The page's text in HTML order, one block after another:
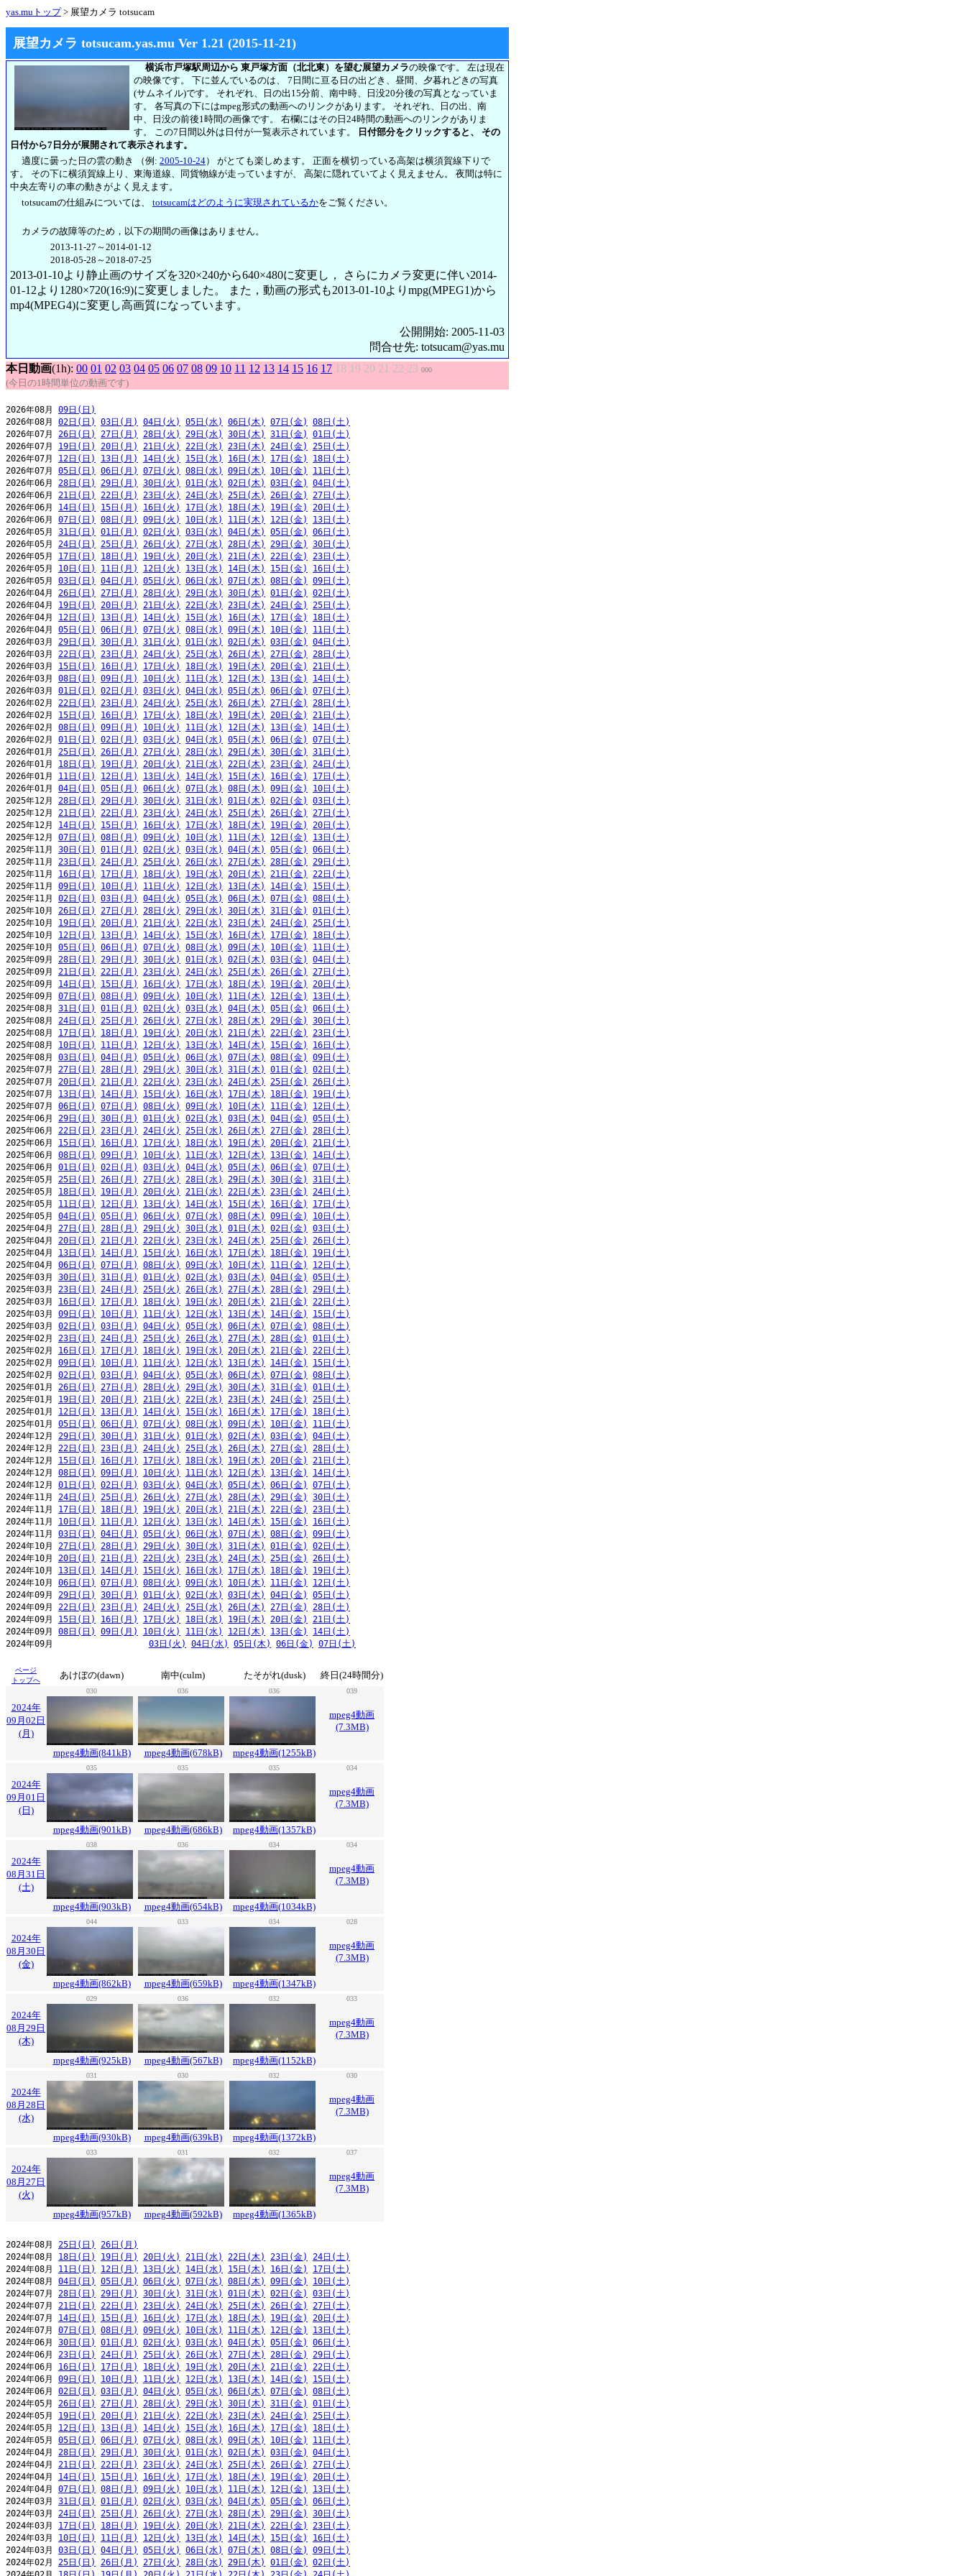
yas.muトップ> 展望カメラ totsucam
展望カメラ totsucam.yas.mu Ver 1.21 (2015-11-21)
横浜市戸塚駅周辺から 東戸塚方面（北北東）を望む展望カメラの映像です。 左は現在
の映像です。 下に並んでいるのは、 7日間に亘る日の出どき、昼間、夕暮れどきの写真
(サムネイル)です。 それぞれ、日の出15分前、南中時、日没20分後の写真となっていま
す。 各写真の下にはmpeg形式の動画へのリンクがあります。 それぞれ、日の出、南
中、日没の前後1時間の画像です。 右欄にはその日24時間の動画へのリンクがありま
す。 この7日間以外は日付が一覧表示されています。
日付部分をクリックすると、 その
日付から7日分が展開されて表示されます。
適度に曇った日の雲の動き （例: 2005-10-24） がとても楽しめます。 正面を横切っている高架は横須賀線下りで
す。 その下に横須賀線上り、東海道線、同貨物線が走っていますが、 高架に隠れていてよく見えません。 夜間は特に
中央左寄りの車の動きがよく見えます。
totsucamの仕組みについては、 totsucamはどのように実現されているかをご覧ください。
カメラの故障等のため，以下の期間の画像はありません。
2013-11-27～2014-01-12
2018-05-28～2018-07-25
2013-01-10より静止画のサイズを320×240から640×480に変更し， さらにカメラ変更に伴い2014-
01-12より1280×720(16:9)に変更しました。 また，動画の形式も2013-01-10よりmpg(MPEG1)から
mp4(MPEG4)に変更し高画質になっています。
公開開始: 2005-11-03
問合せ先: totsucam@yas.mu
本日動画(1h): 00 01 02 03 04 05 06 07 08 09 10 11 12 13 14 15 16 17 18 19 20 21 22 23 000
(今日の1時間単位の動画です)
2026年08月 09日(日)
2026年08月 02日(日) 03日(月) 04日(火) 05日(水) 06日(木) 07日(金)
08日(土)
2026年07月 26日(日) 27日(月) 28日(火) 29日(水) 30日(木) 31日(金)
01日(土)
2026年07月 19日(日) 20日(月) 21日(火) 22日(水) 23日(木) 24日(金)
25日(土)
2026年07月 12日(日) 13日(月) 14日(火) 15日(水) 16日(木) 17日(金)
18日(土)
2026年07月 05日(日) 06日(月) 07日(火) 08日(水) 09日(木) 10日(金)
11日(土)
2026年06月 28日(日) 29日(月) 30日(火) 01日(水) 02日(木) 03日(金)
04日(土)
2026年06月 21日(日) 22日(月) 23日(火) 24日(水) 25日(木) 26日(金)
27日(土)
2026年06月 14日(日) 15日(月) 16日(火) 17日(水) 18日(木) 19日(金)
20日(土)
2026年06月 07日(日) 08日(月) 09日(火) 10日(水) 11日(木) 12日(金)
13日(土)
2026年05月 31日(日) 01日(月) 02日(火) 03日(水) 04日(木) 05日(金)
06日(土)
2026年05月 24日(日) 25日(月) 26日(火) 27日(水) 28日(木) 29日(金)
30日(土)
2026年05月 17日(日) 18日(月) 19日(火) 20日(水) 21日(木) 22日(金)
23日(土)
2026年05月 10日(日) 11日(月) 12日(火) 13日(水) 14日(木) 15日(金)
16日(土)
2026年05月 03日(日) 04日(月) 05日(火) 06日(水) 07日(木) 08日(金)
09日(土)
2026年04月 26日(日) 27日(月) 28日(火) 29日(水) 30日(木) 01日(金)
02日(土)
2026年04月 19日(日) 20日(月) 21日(火) 22日(水) 23日(木) 24日(金)
25日(土)
2026年04月 12日(日) 13日(月) 14日(火) 15日(水) 16日(木) 17日(金)
18日(土)
2026年04月 05日(日) 06日(月) 07日(火) 08日(水) 09日(木) 10日(金)
11日(土)
2026年03月 29日(日) 30日(月) 31日(火) 01日(水) 02日(木) 03日(金)
04日(土)
2026年03月 22日(日) 23日(月) 24日(火) 25日(水) 26日(木) 27日(金)
28日(土)
2026年03月 15日(日) 16日(月) 17日(火) 18日(水) 19日(木) 20日(金)
21日(土)
2026年03月 08日(日) 09日(月) 10日(火) 11日(水) 12日(木) 13日(金)
14日(土)
2026年03月 01日(日) 02日(月) 03日(火) 04日(水) 05日(木) 06日(金)
07日(土)
2026年02月 22日(日) 23日(月) 24日(火) 25日(水) 26日(木) 27日(金)
28日(土)
2026年02月 15日(日) 16日(月) 17日(火) 18日(水) 19日(木) 20日(金)
21日(土)
2026年02月 08日(日) 09日(月) 10日(火) 11日(水) 12日(木) 13日(金)
14日(土)
2026年02月 01日(日) 02日(月) 03日(火) 04日(水) 05日(木) 06日(金)
07日(土)
2026年01月 25日(日) 26日(月) 27日(火) 28日(水) 29日(木) 30日(金)
31日(土)
2026年01月 18日(日) 19日(月) 20日(火) 21日(水) 22日(木) 23日(金)
24日(土)
2026年01月 11日(日) 12日(月) 13日(火) 14日(水) 15日(木) 16日(金)
17日(土)
2026年01月 04日(日) 05日(月) 06日(火) 07日(水) 08日(木) 09日(金)
10日(土)
2025年12月 28日(日) 29日(月) 30日(火) 31日(水) 01日(木) 02日(金)
03日(土)
2025年12月 21日(日) 22日(月) 23日(火) 24日(水) 25日(木) 26日(金)
27日(土)
2025年12月 14日(日) 15日(月) 16日(火) 17日(水) 18日(木) 19日(金)
20日(土)
2025年12月 07日(日) 08日(月) 09日(火) 10日(水) 11日(木) 12日(金)
13日(土)
2025年11月 30日(日) 01日(月) 02日(火) 03日(水) 04日(木) 05日(金)
06日(土)
2025年11月 23日(日) 24日(月) 25日(火) 26日(水) 27日(木) 28日(金)
29日(土)
2025年11月 16日(日) 17日(月) 18日(火) 19日(水) 20日(木) 21日(金)
22日(土)
2025年11月 09日(日) 10日(月) 11日(火) 12日(水) 13日(木) 14日(金)
15日(土)
2025年11月 02日(日) 03日(月) 04日(火) 05日(水) 06日(木) 07日(金)
08日(土)
2025年10月 26日(日) 27日(月) 28日(火) 29日(水) 30日(木) 31日(金)
01日(土)
2025年10月 19日(日) 20日(月) 21日(火) 22日(水) 23日(木) 24日(金)
25日(土)
2025年10月 12日(日) 13日(月) 14日(火) 15日(水) 16日(木) 17日(金)
18日(土)
2025年10月 05日(日) 06日(月) 07日(火) 08日(水) 09日(木) 10日(金)
11日(土)
2025年09月 28日(日) 29日(月) 30日(火) 01日(水) 02日(木) 03日(金)
04日(土)
2025年09月 21日(日) 22日(月) 23日(火) 24日(水) 25日(木) 26日(金)
27日(土)
2025年09月 14日(日) 15日(月) 16日(火) 17日(水) 18日(木) 19日(金)
20日(土)
2025年09月 07日(日) 08日(月) 09日(火) 10日(水) 11日(木) 12日(金)
13日(土)
2025年08月 31日(日) 01日(月) 02日(火) 03日(水) 04日(木) 05日(金)
06日(土)
2025年08月 24日(日) 25日(月) 26日(火) 27日(水) 28日(木) 29日(金)
30日(土)
2025年08月 17日(日) 18日(月) 19日(火) 20日(水) 21日(木) 22日(金)
23日(土)
2025年08月 10日(日) 11日(月) 12日(火) 13日(水) 14日(木) 15日(金)
16日(土)
2025年08月 03日(日) 04日(月) 05日(火) 06日(水) 07日(木) 08日(金)
09日(土)
2025年07月 27日(日) 28日(月) 29日(火) 30日(水) 31日(木) 01日(金)
02日(土)
2025年07月 20日(日) 21日(月) 22日(火) 23日(水) 24日(木) 25日(金)
26日(土)
2025年07月 13日(日) 14日(月) 15日(火) 16日(水) 17日(木) 18日(金)
19日(土)
2025年07月 06日(日) 07日(月) 08日(火) 09日(水) 10日(木) 11日(金)
12日(土)
2025年06月 29日(日) 30日(月) 01日(火) 02日(水) 03日(木) 04日(金)
05日(土)
2025年06月 22日(日) 23日(月) 24日(火) 25日(水) 26日(木) 27日(金)
28日(土)
2025年06月 15日(日) 16日(月) 17日(火) 18日(水) 19日(木) 20日(金)
21日(土)
2025年06月 08日(日) 09日(月) 10日(火) 11日(水) 12日(木) 13日(金)
14日(土)
2025年06月 01日(日) 02日(月) 03日(火) 04日(水) 05日(木) 06日(金)
07日(土)
2025年05月 25日(日) 26日(月) 27日(火) 28日(水) 29日(木) 30日(金)
31日(土)
2025年05月 18日(日) 19日(月) 20日(火) 21日(水) 22日(木) 23日(金)
24日(土)
2025年05月 11日(日) 12日(月) 13日(火) 14日(水) 15日(木) 16日(金)
17日(土)
2025年05月 04日(日) 05日(月) 06日(火) 07日(水) 08日(木) 09日(金)
10日(土)
2025年04月 27日(日) 28日(月) 29日(火) 30日(水) 01日(木) 02日(金)
03日(土)
2025年04月 20日(日) 21日(月) 22日(火) 23日(水) 24日(木) 25日(金)
26日(土)
2025年04月 13日(日) 14日(月) 15日(火) 16日(水) 17日(木) 18日(金)
19日(土)
2025年04月 06日(日) 07日(月) 08日(火) 09日(水) 10日(木) 11日(金)
12日(土)
2025年03月 30日(日) 31日(月) 01日(火) 02日(水) 03日(木) 04日(金)
05日(土)
2025年03月 23日(日) 24日(月) 25日(火) 26日(水) 27日(木) 28日(金)
29日(土)
2025年03月 16日(日) 17日(月) 18日(火) 19日(水) 20日(木) 21日(金)
22日(土)
2025年03月 09日(日) 10日(月) 11日(火) 12日(水) 13日(木) 14日(金)
15日(土)
2025年03月 02日(日) 03日(月) 04日(火) 05日(水) 06日(木) 07日(金)
08日(土)
2025年02月 23日(日) 24日(月) 25日(火) 26日(水) 27日(木) 28日(金)
01日(土)
2025年02月 16日(日) 17日(月) 18日(火) 19日(水) 20日(木) 21日(金)
22日(土)
2025年02月 09日(日) 10日(月) 11日(火) 12日(水) 13日(木) 14日(金)
15日(土)
2025年02月 02日(日) 03日(月) 04日(火) 05日(水) 06日(木) 07日(金)
08日(土)
2025年01月 26日(日) 27日(月) 28日(火) 29日(水) 30日(木) 31日(金)
01日(土)
2025年01月 19日(日) 20日(月) 21日(火) 22日(水) 23日(木) 24日(金)
25日(土)
2025年01月 12日(日) 13日(月) 14日(火) 15日(水) 16日(木) 17日(金)
18日(土)
2025年01月 05日(日) 06日(月) 07日(火) 08日(水) 09日(木) 10日(金)
11日(土)
2024年12月 29日(日) 30日(月) 31日(火) 01日(水) 02日(木) 03日(金)
04日(土)
2024年12月 22日(日) 23日(月) 24日(火) 25日(水) 26日(木) 27日(金)
28日(土)
2024年12月 15日(日) 16日(月) 17日(火) 18日(水) 19日(木) 20日(金)
21日(土)
2024年12月 08日(日) 09日(月) 10日(火) 11日(水) 12日(木) 13日(金)
14日(土)
2024年12月 01日(日) 02日(月) 03日(火) 04日(水) 05日(木) 06日(金)
07日(土)
2024年11月 24日(日) 25日(月) 26日(火) 27日(水) 28日(木) 29日(金)
30日(土)
2024年11月 17日(日) 18日(月) 19日(火) 20日(水) 21日(木) 22日(金)
23日(土)
2024年11月 10日(日) 11日(月) 12日(火) 13日(水) 14日(木) 15日(金)
16日(土)
2024年11月 03日(日) 04日(月) 05日(火) 06日(水) 07日(木) 08日(金)
09日(土)
2024年10月 27日(日) 28日(月) 29日(火) 30日(水) 31日(木) 01日(金)
02日(土)
2024年10月 20日(日) 21日(月) 22日(火) 23日(水) 24日(木) 25日(金)
26日(土)
2024年10月 13日(日) 14日(月) 15日(火) 16日(水) 17日(木) 18日(金)
19日(土)
2024年10月 06日(日) 07日(月) 08日(火) 09日(水) 10日(木) 11日(金)
12日(土)
2024年09月 29日(日) 30日(月) 01日(火) 02日(水) 03日(木) 04日(金)
05日(土)
2024年09月 22日(日) 23日(月) 24日(火) 25日(水) 26日(木) 27日(金)
28日(土)
2024年09月 15日(日) 16日(月) 17日(火) 18日(水) 19日(木) 20日(金)
21日(土)
2024年09月 08日(日) 09日(月) 10日(火) 11日(水) 12日(木) 13日(金)
14日(土)
2024年09月 03日(火) 04日(水) 05日(木) 06日(金) 07日(土)
ページ
トップへ
あけぼの(dawn) 南中(culm) たそがれ(dusk) 終日(24時間分)
030 036 036 039
2024年
09月02日
(月)
mpeg4動画
(7.3MB)
mpeg4動画(841kB) mpeg4動画(678kB) mpeg4動画(1255kB)
035 035 035 034
2024年
09月01日
(日)
mpeg4動画
(7.3MB)
mpeg4動画(901kB) mpeg4動画(686kB) mpeg4動画(1357kB)
038 036 034 034
2024年
08月31日
(土)
mpeg4動画
(7.3MB)
mpeg4動画(903kB) mpeg4動画(654kB) mpeg4動画(1034kB)
044 033 034 028
2024年
08月30日
(金)
mpeg4動画
(7.3MB)
mpeg4動画(862kB) mpeg4動画(659kB) mpeg4動画(1347kB)
029 036 032 033
2024年
08月29日
(木)
mpeg4動画
(7.3MB)
mpeg4動画(925kB) mpeg4動画(567kB) mpeg4動画(1152kB)
031 030 032 030
2024年
08月28日
(水)
mpeg4動画
(7.3MB)
mpeg4動画(930kB) mpeg4動画(639kB) mpeg4動画(1372kB)
033 031 032 037
2024年
08月27日
(火)
mpeg4動画
(7.3MB)
mpeg4動画(957kB) mpeg4動画(592kB) mpeg4動画(1365kB)
2024年08月 25日(日)
26日(月)
2024年08月 18日(日) 19日(月) 20日(火) 21日(水) 22日(木) 23日(金)
24日(土)
2024年08月 11日(日) 12日(月) 13日(火) 14日(水) 15日(木) 16日(金)
17日(土)
2024年08月 04日(日) 05日(月) 06日(火) 07日(水) 08日(木) 09日(金)
10日(土)
2024年07月 28日(日) 29日(月) 30日(火) 31日(水) 01日(木) 02日(金)
03日(土)
2024年07月 21日(日) 22日(月) 23日(火) 24日(水) 25日(木) 26日(金)
27日(土)
2024年07月 14日(日) 15日(月) 16日(火) 17日(水) 18日(木) 19日(金)
20日(土)
2024年07月 07日(日) 08日(月) 09日(火) 10日(水) 11日(木) 12日(金)
13日(土)
2024年06月 30日(日) 01日(月) 02日(火) 03日(水) 04日(木) 05日(金)
06日(土)
2024年06月 23日(日) 24日(月) 25日(火) 26日(水) 27日(木) 28日(金)
29日(土)
2024年06月 16日(日) 17日(月) 18日(火) 19日(水) 20日(木) 21日(金)
22日(土)
2024年06月 09日(日) 10日(月) 11日(火) 12日(水) 13日(木) 14日(金)
15日(土)
2024年06月 02日(日) 03日(月) 04日(火) 05日(水) 06日(木) 07日(金)
08日(土)
2024年05月 26日(日) 27日(月) 28日(火) 29日(水) 30日(木) 31日(金)
01日(土)
2024年05月 19日(日) 20日(月) 21日(火) 22日(水) 23日(木) 24日(金)
25日(土)
2024年05月 12日(日) 13日(月) 14日(火) 15日(水) 16日(木) 17日(金)
18日(土)
2024年05月 05日(日) 06日(月) 07日(火) 08日(水) 09日(木) 10日(金)
11日(土)
2024年04月 28日(日) 29日(月) 30日(火) 01日(水) 02日(木) 03日(金)
04日(土)
2024年04月 21日(日) 22日(月) 23日(火) 24日(水) 25日(木) 26日(金)
27日(土)
2024年04月 14日(日) 15日(月) 16日(火) 17日(水) 18日(木) 19日(金)
20日(土)
2024年04月 07日(日) 08日(月) 09日(火) 10日(水) 11日(木) 12日(金)
13日(土)
2024年03月 31日(日) 01日(月) 02日(火) 03日(水) 04日(木) 05日(金)
06日(土)
2024年03月 24日(日) 25日(月) 26日(火) 27日(水) 28日(木) 29日(金)
30日(土)
2024年03月 17日(日) 18日(月) 19日(火) 20日(水) 21日(木) 22日(金)
23日(土)
2024年03月 10日(日) 11日(月) 12日(火) 13日(水) 14日(木) 15日(金)
16日(土)
2024年03月 03日(日) 04日(月) 05日(火) 06日(水) 07日(木) 08日(金)
09日(土)
2024年02月 25日(日) 26日(月) 27日(火) 28日(水) 29日(木) 01日(金)
02日(土)